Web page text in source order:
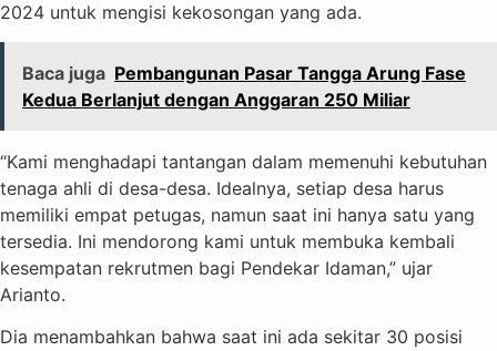
2024 untuk mengisi kekosongan yang ada.
Baca juga Pembangunan Pasar Tangga Arung Fase
Kedua Berlanjut dengan Anggaran 250 Miliar
“Kami menghadapi tantangan dalam memenuhi kebutuhan
tenaga ahli di desa-desa. Idealnya, setiap desa harus
memiliki empat petugas, namun saat ini hanya satu yang
tersedia. Ini mendorong kami untuk membuka kembali
kesempatan rekrutmen bagi Pendekar Idaman,” ujar
Arianto.
Dia menambahkan bahwa saat ini ada sekitar 30 posisi